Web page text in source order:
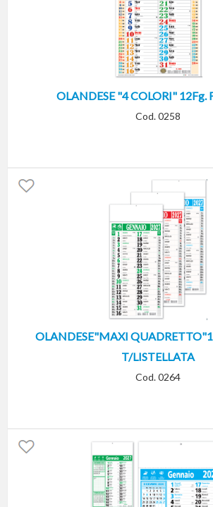
OLANDESE "4 COLORI" 12Fg.
Cod. 0258
OLANDESE"MAXI
T/LISTELLATA
Cod. 0264